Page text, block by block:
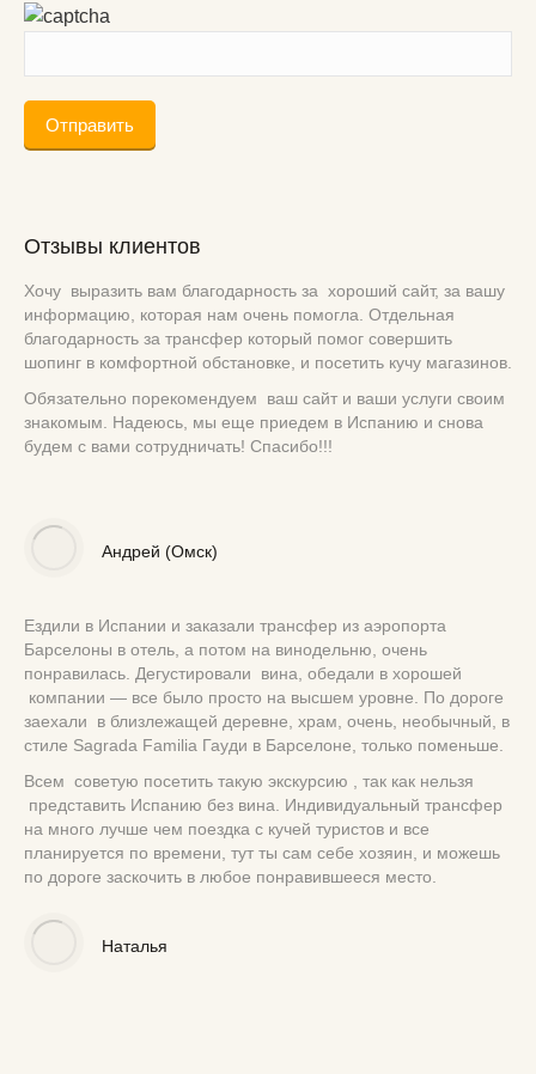
Отзывы клиентов
Хочу выразить вам благодарность за хороший сайт, за вашу
информацию, которая нам очень помогла. Отдельная
благодарность за трансфер который помог совершить
шопинг в комфортной обстановке, и посетить кучу магазинов.
Обязательно порекомендуем ваш сайт и ваши услуги своим
знакомым. Надеюсь, мы еще приедем в Испанию и снова
будем с вами сотрудничать! Спасибо!!!
Андрей (Омск)
Ездили в Испании и заказали трансфер из аэропорта
Барселоны в отель, а потом на винодельню, очень
понравилась. Дегустировали вина, обедали в хорошей
компании — все было просто на высшем уровне. По дороге
заехали в близлежащей деревне, храм, очень, необычный, в
стиле Sagrada Familia Гауди в Барселоне, только поменьше.
Всем советую посетить такую экскурсию , так как нельзя
представить Испанию без вина. Индивидуальный трансфер
на много лучше чем поездка с кучей туристов и все
планируется по времени, тут ты сам себе хозяин, и можешь
по дороге заскочить в любое понравившееся место.
Наталья